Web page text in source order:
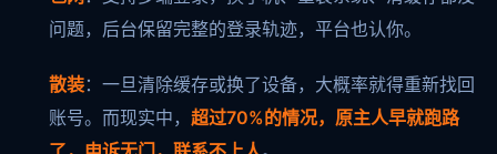
问题，后台保留完整的登录轨迹，平台也认你。
散装：一旦清除缓存或换了设备，大概率就得重新找回
账号。而现实中， 超过70%的情况，原主人早就跑路